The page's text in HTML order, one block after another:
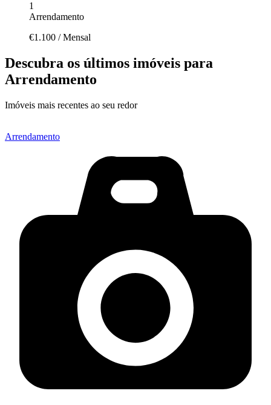
1
Arrendamento
€1.100 / Mensal
Descubra os últimos imóveis para
Arrendamento
Imóveis mais recentes ao seu redor
Arrendamento